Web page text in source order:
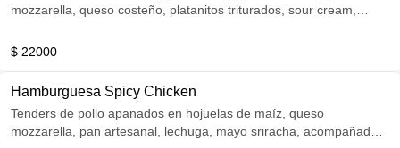
mozzarella, queso costeño, platanitos triturados, sour cream,
$ 22000
Hamburguesa Spicy Chicken
Tenders de pollo apanados en hojuelas de maíz, queso
mozzarella, pan artesanal, lechuga, mayo sriracha, acompañado